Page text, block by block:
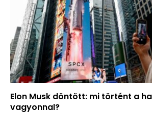
Elon Musk döntött: mi történt a
vagyonnal?